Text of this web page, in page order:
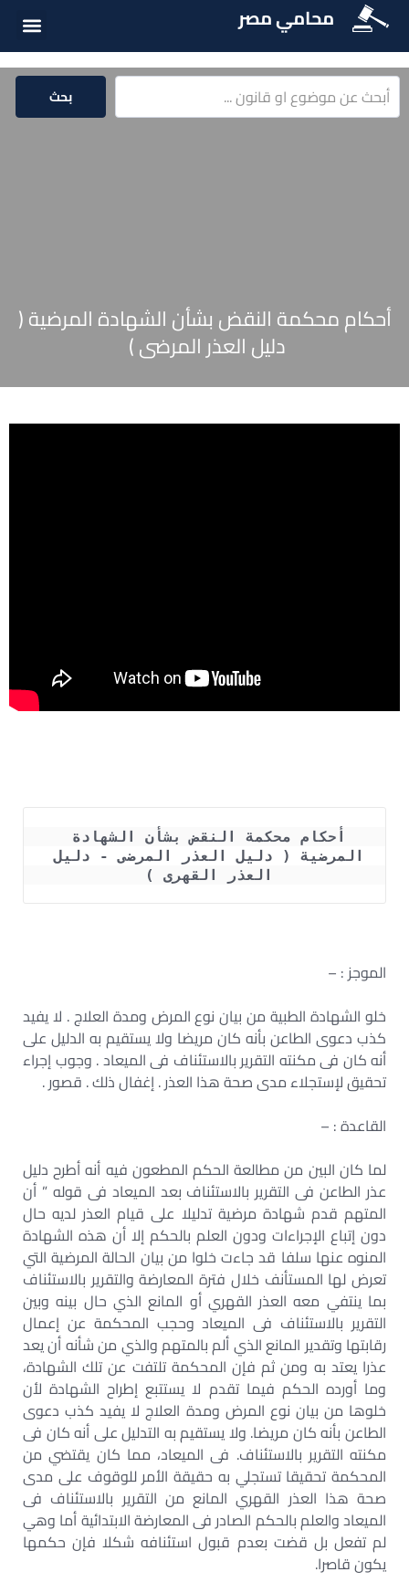
محامي مصر
بحث
أحكام محكمة النقض بشأن الشهادة المرضية (
دليل العذر المرضى )
المرضية ( دليل العذر المرضى - دليل
العذر القهرى )
الموجز : –
خلو الشهادة الطبية من بيان نوع المرض ومدة العلاج . لا يفيد
كذب دعوى الطاعن بأنه كان مريضا ولا يستقيم به الدليل على
أنه كان فى مكنته التقرير بالاستئناف فى الميعاد . وجوب إجراء
تحقيق لإستجلاء مدى صحة هذا العذر . إغفال ذلك . قصور .
القاعدة : –
لما كان البين من مطالعة الحكم المطعون فيه أنه أطرح دليل
عذر الطاعن فى التقرير بالاستئناف بعد الميعاد فى قوله ” أن
المتهم قدم شهادة مرضية تدليلا على قيام العذر لديه حال
دون إتباع الإجراءات ودون العلم بالحكم إلا أن هذه الشهادة
المنوه عنها سلفا قد جاءت خلوا من بيان الحالة المرضية التي
تعرض لها المستأنف خلال فترة المعارضة والتقرير بالاستئناف
بما ينتفي معه العذر القهري أو المانع الذي حال بينه وبين
التقرير بالاستئناف فى الميعاد وحجب المحكمة عن إعمال
رقابتها وتقدير المانع الذي ألم بالمتهم والذي من شأنه أن يعد
عذرا يعتد به ومن ثم فإن المحكمة تلتفت عن تلك الشهادة،
وما أورده الحكم فيما تقدم لا يستتبع إطراح الشهادة لأن
خلوها من بيان نوع المرض ومدة العلاج لا يفيد كذب دعوى
الطاعن بأنه كان مريضا. ولا يستقيم به التدليل على أنه كان فى
مكنته التقرير بالاستئناف. فى الميعاد، مما كان يقتضي من
المحكمة تحقيقا تستجلي به حقيقة الأمر للوقوف على مدى
صحة هذا العذر القهري المانع من التقرير بالاستئناف فى
الميعاد والعلم بالحكم الصادر فى المعارضة الابتدائية أما وهي
لم تفعل بل قضت بعدم قبول استئنافه شكلا فإن حكمها
يكون قاصرا.